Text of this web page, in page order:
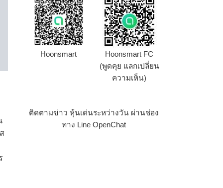
Hoonsmart
Hoonsmart FC
(พูดคุย แลกเปลี่ยน
ความเห็น)
ติดตามข่าว หุ้นเด่นระหว่างวัน ผ่านช่อง
ทาง Line OpenChat